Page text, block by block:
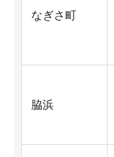
なぎさ町
脇浜